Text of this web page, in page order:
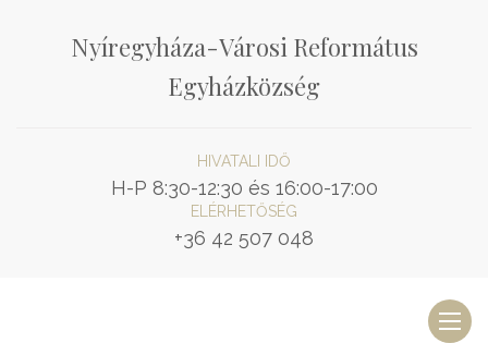
Nyíregyháza-Városi Református
Egyházközség
HIVATALI IDŐ
H-P 8:30-12:30 és 16:00-17:00
ELÉRHETŐSÉG
+36 42 507 048